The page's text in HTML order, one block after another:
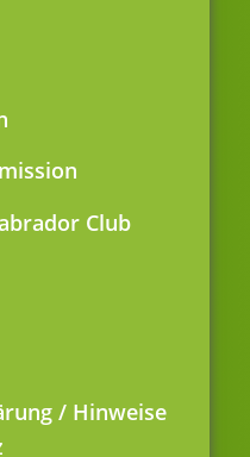
Club
/ Hinweise